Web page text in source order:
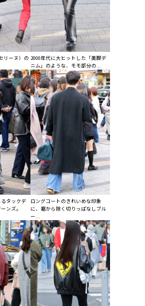
リーヌ）の 2000年代に大ヒットした「美脚デ
ニム」のような、モモ部分の...
タックデ
ンズ。
ロングコートのきれいめな印象
に、裾から除く切りっぱなしブル
ー...